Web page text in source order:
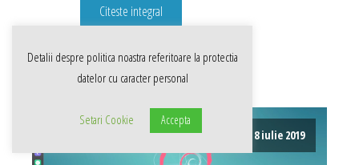
Citeste integral
8 iulie 2019
Detalii despre politica noastra referitoare la protectia
datelor cu caracter personal
Setari Cookie Accepta